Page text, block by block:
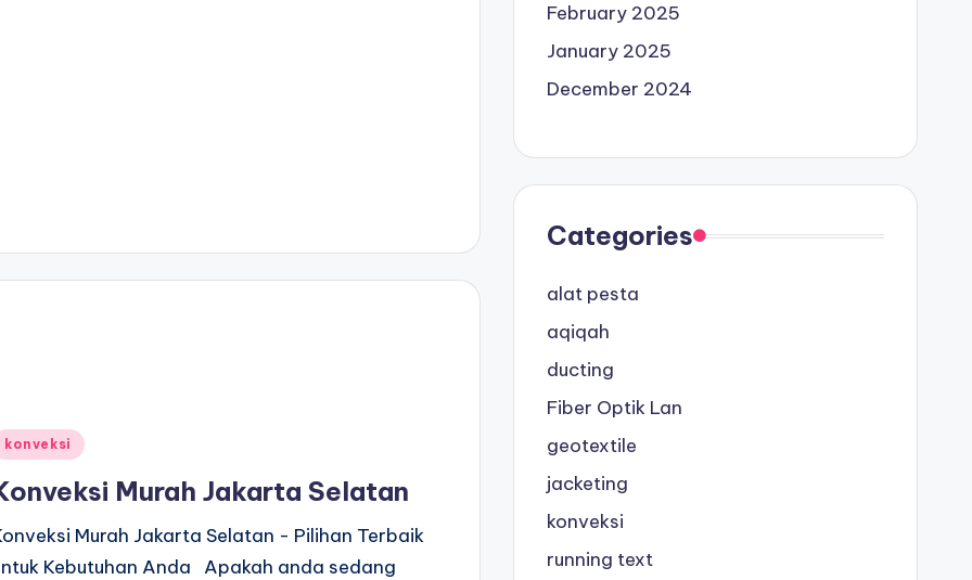
konveksi
Murah Jakarta Selatan
Murah Jakarta Selatan - Pilihan Terbaik
Kebutuhan Anda Apakah anda sedang
February 2025
January 2025
December 2024
Categories
alat pesta
aqiqah
ducting
Fiber Optik Lan
geotextile
jacketing
konveksi
running text